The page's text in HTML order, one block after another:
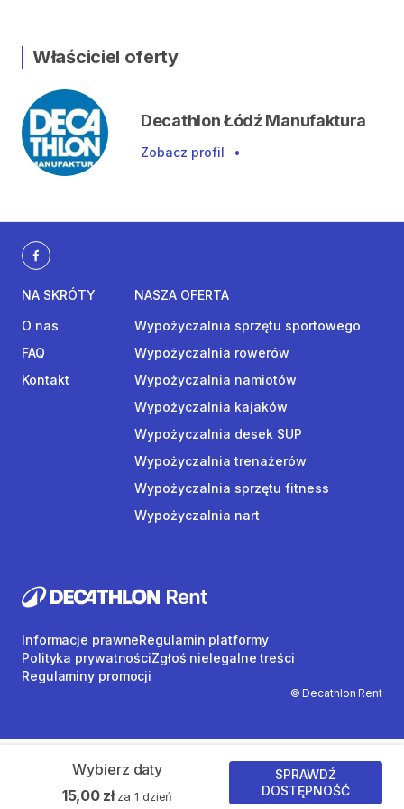
Właściciel oferty
Decathlon Łódź Manufaktura
Zobacz profil •
Wybierz daty
15,00 zł za 1 dzień
SPRAWDŹ
DOSTĘPNOŚĆ
NA SKRÓTY
O nas
FAQ
Kontakt
NASZA OFERTA
Wypożyczalnia sprzętu sportowego
Wypożyczalnia rowerów
Wypożyczalnia namiotów
Wypożyczalnia kajaków
Wypożyczalnia desek SUP
Wypożyczalnia trenażerów
Wypożyczalnia sprzętu fitness
Wypożyczalnia nart
© Decathlon Rent
Informacje prawneRegulamin platformy
Polityka prywatnościZgłoś nielegalne treści
Regulaminy promocji